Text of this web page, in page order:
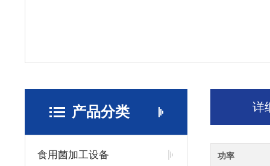
产品分类
食用菌加工设备
详
功率